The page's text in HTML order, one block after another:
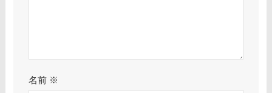
名前 ※